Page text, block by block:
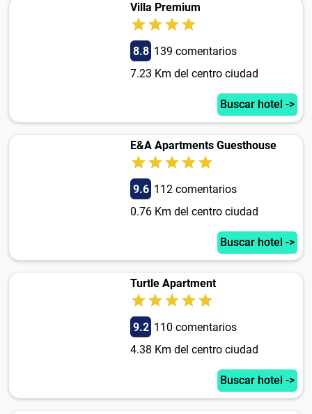
Villa Premium
8.8 139 comentarios
7.23 Km del centro ciudad
Buscar hotel ->
E&A Apartments Guesthouse
9.6 112 comentarios
0.76 Km del centro ciudad
Buscar hotel ->
Turtle Apartment
9.2 110 comentarios
4.38 Km del centro ciudad
Buscar hotel ->